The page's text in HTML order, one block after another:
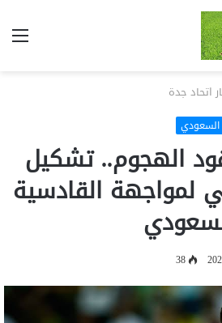
اتحاد جدة
الهجوم.. تشكيل
لمواجهة القادسية
38